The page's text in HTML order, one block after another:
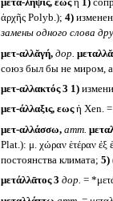
μετά-ληψις, εωςἡ 1)
ἀρχῆς Polyb.); 4)
замены одного слова
μετ-αλλᾰγή, дор.
союз был бы не миром,
μετ-αλλακτός 3 1)
μετ-άλλαξις, εωςἡ Xen. =
μετ-αλλάσσω, атт.
Plat.): μ. χώραν ἑτέραν
постоянства климата; 5)
μετάλλᾱτος 3 дор. =